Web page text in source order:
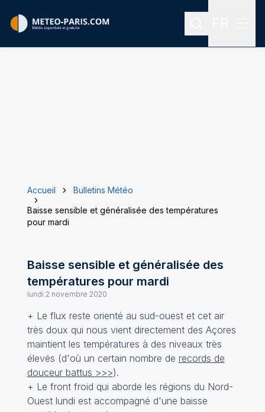
Rechercher
Accueil
Bulletins Météo
Baisse sensible et généralisée des températures
pour mardi
Baisse sensible et généralisée des
températures pour mardi
lundi 2 novembre 2020
+ Le flux reste orienté au sud-ouest et cet air
très doux qui nous vient directement des Açores
maintient les températures à des niveaux très
élevés (d'où un certain nombre de records de
douceur battus >>>).
+ Le front froid qui aborde les régions du Nord-
Ouest lundi est accompagné d'une baisse